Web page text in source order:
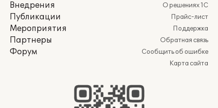
Внедрения
Публикации
Мероприятия
Партнеры
Форум
О решениях 1С
Прайс-лист
Поддержка
Обратная связь
Сообщить об ошибке
Карта сайта